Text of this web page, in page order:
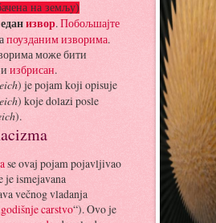
на земљу)
извор. Побољшајте
поузданим изворима.
може бити
избрисан.
) je pojam koji opisuje
) koje dolazi posle
).
se ovaj pojam pojavljivao
je ismejavana
večnog vladanja
carstvo“). Ovo je